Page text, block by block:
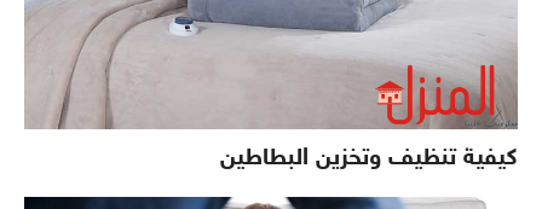
كيفية تنظيف وتخزين البطاطين